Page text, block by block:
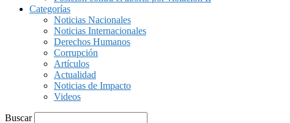
Categorías
Noticias Nacionales
Noticias Internacionales
Derechos Humanos
Corrupción
Artículos
Actualidad
Noticias de Impacto
Videos
Buscar